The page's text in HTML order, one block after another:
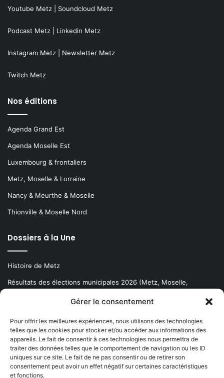
Gérer le consentement
Pour offrir les meilleures expériences, nous utilisons des technologies
telles que les cookies pour stocker et/ou accéder aux informations des
appareils. Le fait de consentir à ces technologies nous permettra de
traiter des données telles que le comportement de navigation ou les ID
uniques sur ce site. Le fait de ne pas consentir ou de retirer son
consentement peut avoir un effet négatif sur certaines caractéristiques
et fonctions.
Youtube Metz Soundcloud Metz
Podcast Metz Linkedin Metz
Instagram Metz Newsletter Metz
Twitch Metz
Nos éditions
Agenda Grand Est
Agenda Moselle Est
Luxembourg & frontaliers
Metz, Moselle & Lorraine
Nancy & Meurthe & Moselle
Thionville & Moselle Nord
Dossiers à la Une
Histoire de Metz
Résultats des élections municipales 2026 (Metz, Moselle,
Newsletter gratuite